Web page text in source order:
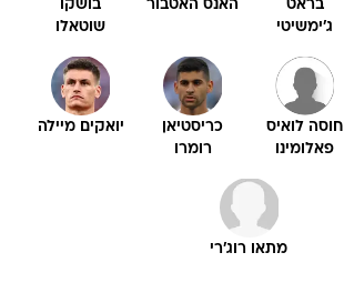
בראט
ג'ימשיטי
האנס האטבור
בושקו
שוטאלו
חוסה לואיס
פאלומינו
כריסטיאן
רומרו
יואקים מיילה
מתאו רוג'רי